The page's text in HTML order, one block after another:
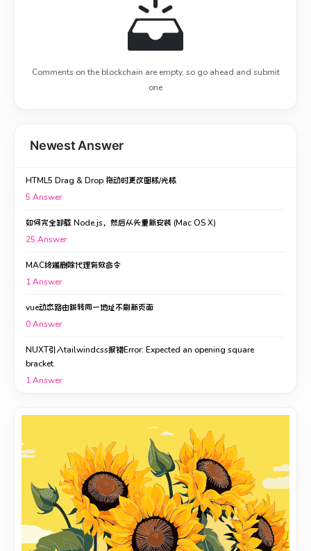
Comments on the blockchain are empty, so go ahead and submit
one
Newest Answer
HTML5 Drag & Drop 拖动时更改图标/光标
5 Answer
如何完全卸载 Node.js，然后从头重新安装 (Mac OS X)
25 Answer
MAC终端删除代理有效命令
1Answer
vue动态路由跳转同一地址不刷新页面
0Answer
NUXT引入tailwindcss报错Error: Expected an opening square
bracket.
1Answer